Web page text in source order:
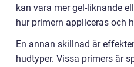
kan vara mer gel-liknande
hur primern appliceras och
En annan skillnad är
hudtyper. Vissa primers är